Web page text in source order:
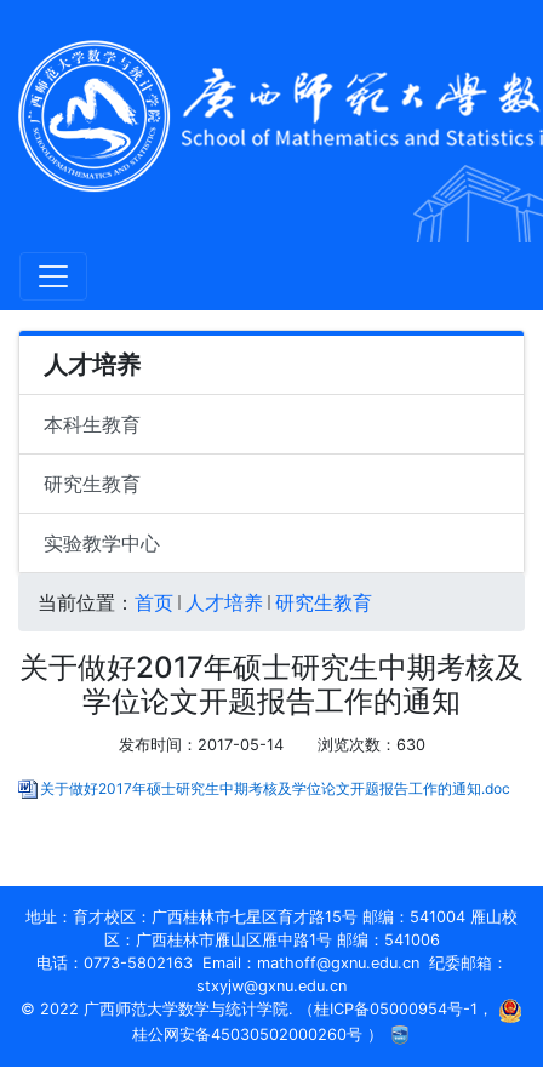
人才培养
本科生教育
研究生教育
实验教学中心
当前位置： 首页 人才培养 研究生教育
关于做好2017年硕士研究生中期考核及
学位论文开题报告工作的通知
发布时间：2017-05-14 浏览次数： 630
关于做好2017年硕士研究生中期考核及学位论文开题报告工作的通知.doc
地址：育才校区：广西桂林市七星区育才路15号 邮编：541004 雁山校
区：广西桂林市雁山区雁中路1号 邮编：541006
电话：0773-5802163 Email：mathoff@gxnu.edu.cn 纪委邮箱：
stxyjw@gxnu.edu.cn
© 2022 广西师范大学数学与统计学院. （桂ICP备05000954号-1 ，
桂公网安备45030502000260号 ）